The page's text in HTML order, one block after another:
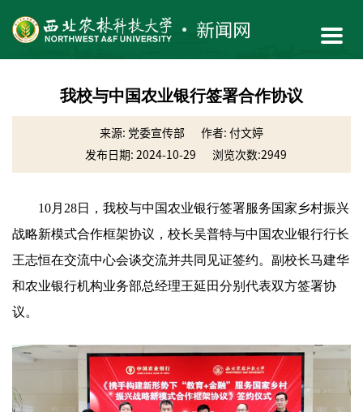
我校与中国农业银行签署合作协议
来源: 党委宣传部
作者: 付文婷
发布日期: 2024-10-29
浏览次数:2949
10月28日，我校与中国农业银行签署服务国家乡村振兴
战略新模式合作框架协议，校长吴普特与中国农业银行行长
王志恒在交流中心会谈交流并共同见证签约。副校长马建华
和农业银行机构业务部总经理王延田分别代表双方签署协
议。